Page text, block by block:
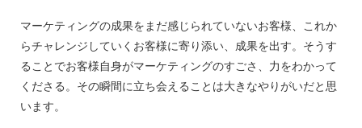
マーケティングの成果をまだ感じられていないお客様、これか
らチャレンジしていくお客様に寄り添い、成果を出す。そうす
ることでお客様自身がマーケティングのすごさ、力をわかって
くださる。その瞬間に立ち会えることは大きなやりがいだと思
います。